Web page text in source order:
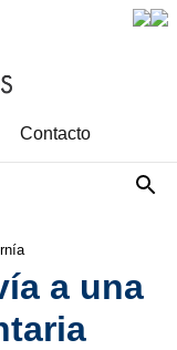
Contacto
a una